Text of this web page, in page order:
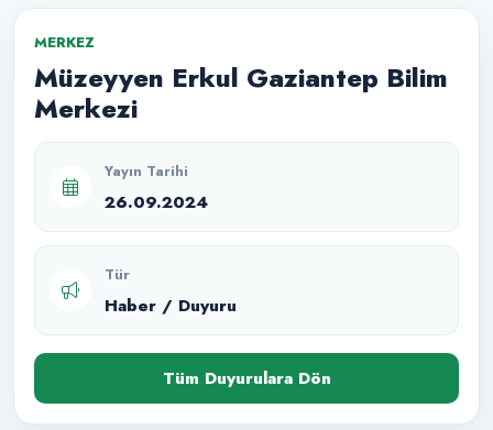
MERKEZ
Müzeyyen Erkul Gaziantep Bilim
Merkezi
Yayın Tarihi
26.09.2024
Tür
Haber / Duyuru
Tüm Duyurulara Dön